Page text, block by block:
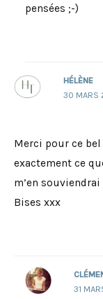
pensées ;-)
HÉLÈNE
30 MARS
Merci pour ce
exactement ce
m’en
Bises xxx
31